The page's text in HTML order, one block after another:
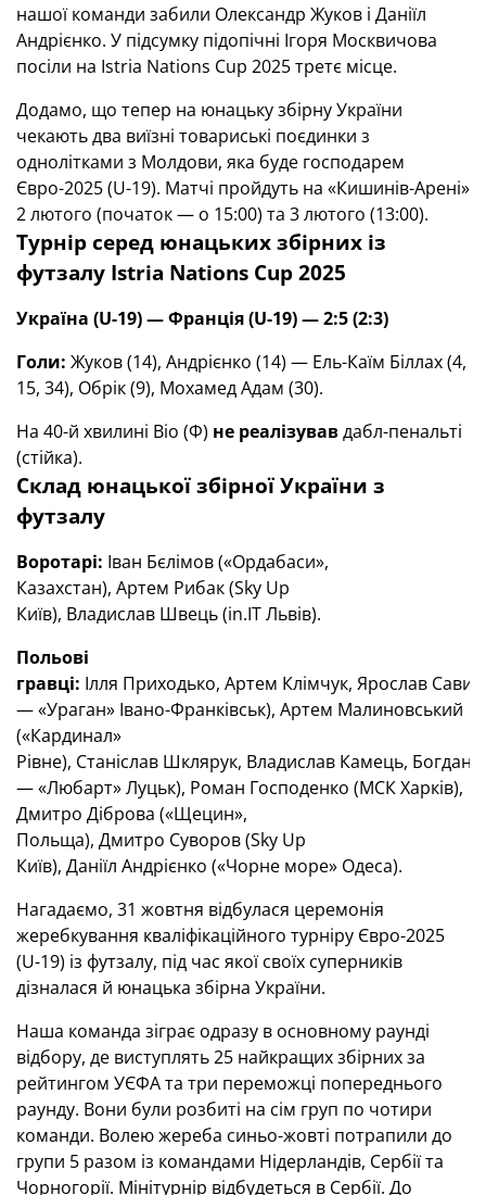
нашої команди забили Олександр Жуков і Даніїл
Андрієнко. У підсумку підопічні Ігоря Москвичова
посіли на Istria Nations Cup 2025 третє місце.
Додамо, що тепер на юнацьку збірну України
чекають два виїзні товариські поєдинки з
однолітками з Молдови, яка буде господарем
Євро-2025 (U-19). Матчі пройдуть на «Кишинів-Арені»
2 лютого (початок — о 15:00) та 3 лютого (13:00).
Турнір серед юнацьких збірних із
футзалу Istria Nations Cup 2025
Україна (U-19) — Франція (U-19) — 2:5 (2:3)
Голи: Жуков (14), Андрієнко (14) — Ель-Каїм Біллах (4,
15, 34), Обрік (9), Мохамед Адам (30).
На 40-й хвилині Віо (Ф) не реалізувавдабл-пенальті
(стійка).
Склад юнацької збірної України з
футзалу
Воротарі: Іван Бєлімов («Ордабаси»,
Казахстан), Артем Рибак (Sky Up
Київ), Владислав Швець (in.IT Львів).
Польові
гравці: Ілля Приходько, Артем Клімчук, Ярослав
— «Ураган» Івано-Франківськ), Артем Малиновський
(«Кардинал»
Рівне), Станіслав Шклярук, Владислав Камець, Богдан
— «Любарт» Луцьк), Роман Господенко (МСК Харків),
Дмитро Діброва («Щецин»,
Польща), Дмитро Суворов (Sky Up
Київ), Даніїл Андрієнко («Чорне море» Одеса).
Нагадаємо, 31 жовтня відбулася церемонія
жеребкування кваліфікаційного турніру Євро-2025
(U-19) із футзалу, під час якої своїх суперників
дізналася й юнацька збірна України.
Наша команда зіграє одразу в основному раунді
відбору, де виступлять 25 найкращих збірних за
рейтингом УЄФА та три переможці попереднього
раунду. Вони були розбиті на сім груп по чотири
команди. Волею жереба синьо-жовті потрапили до
групи 5 разом із командами Нідерландів, Сербії та
Чорногорії. Мінітурнір відбудеться в Сербії. До